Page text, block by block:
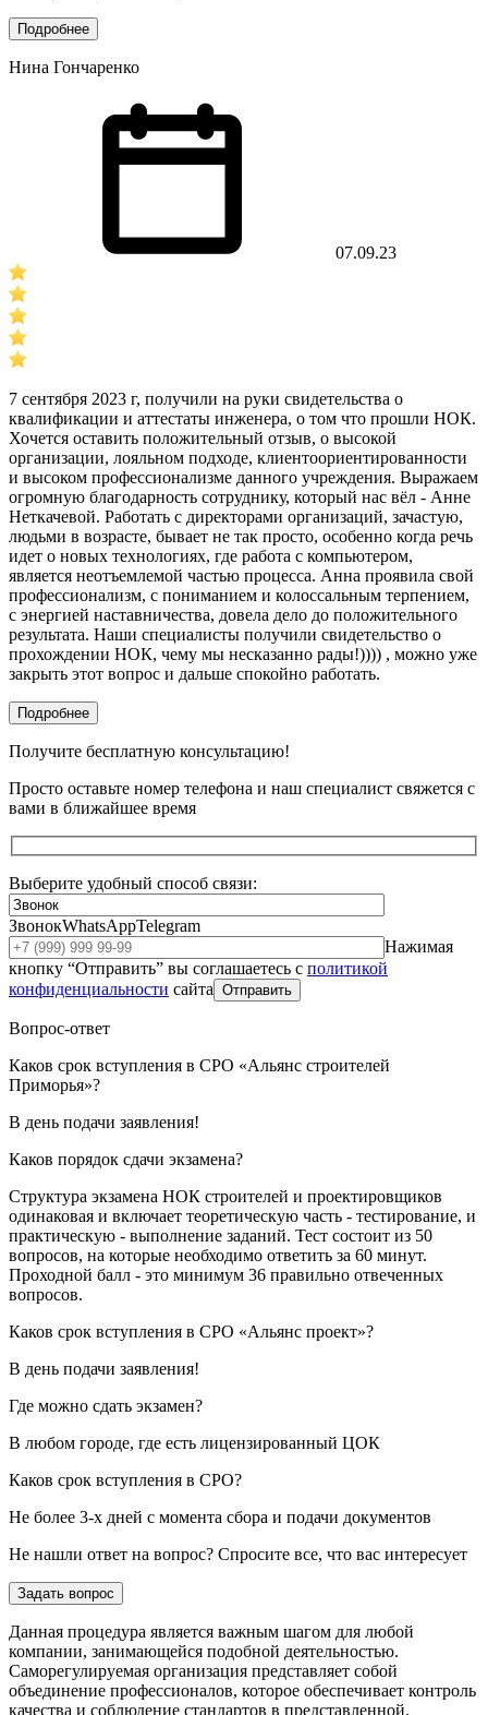
Подробнее
Нина Гончаренко
07.09.23
7 сентября 2023 г, получили на руки свидетельства о
квалификации и аттестаты инженера, о том что прошли НОК.
Хочется оставить положительный отзыв, о высокой
организации, лояльном подходе, клиентоориентированности
и высоком профессионализме данного учреждения. Выражаем
огромную благодарность сотруднику, который нас вёл - Анне
Неткачевой. Работать с директорами организаций, зачастую,
людьми в возрасте, бывает не так просто, особенно когда речь
идет о новых технологиях, где работа с компьютером,
является неотъемлемой частью процесса. Анна проявила свой
профессионализм, с пониманием и колоссальным терпением,
с энергией наставничества, довела дело до положительного
результата. Наши специалисты получили свидетельство о
прохождении НОК, чему мы несказанно рады!)))) , можно уже
закрыть этот вопрос и дальше спокойно работать.
Подробнее
Получите бесплатную консультацию!
Просто оставьте номер телефона и наш специалист свяжется с
вами в ближайшее время
Выберите удобный способ связи:
ЗвонокWhatsAppTelegram
Нажимая
кнопку “Отправить” вы соглашаетесь с политикой
конфиденциальности сайта Отправить
Вопрос-ответ
Каков срок вступления в СРО «Альянс строителей
Приморья»?
В день подачи заявления!
Каков порядок сдачи экзамена?
Структура экзамена НОК строителей и проектировщиков
одинаковая и включает теоретическую часть - тестирование, и
практическую - выполнение заданий. Тест состоит из 50
вопросов, на которые необходимо ответить за 60 минут.
Проходной балл - это минимум 36 правильно отвеченных
вопросов.
Каков срок вступления в СРО «Альянс проект»?
В день подачи заявления!
Где можно сдать экзамен?
В любом городе, где есть лицензированный ЦОК
Каков срок вступления в СРО?
Не более 3-х дней с момента сбора и подачи документов
Не нашли ответ на вопрос? Спросите все, что вас интересует
Задать вопрос
Данная процедура является важным шагом для любой
компании, занимающейся подобной деятельностью.
Саморегулируемая организация представляет собой
объединение профессионалов, которое обеспечивает контроль
качества и соблюдение стандартов в представленной.